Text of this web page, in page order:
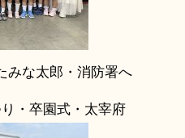
みな太郎・消防署へ
・卒園式・太宰府